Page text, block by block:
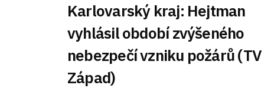
Karlovarský kraj: Hejtman
vyhlásil období zvýšeného
nebezpečí vzniku požárů (TV
Západ)